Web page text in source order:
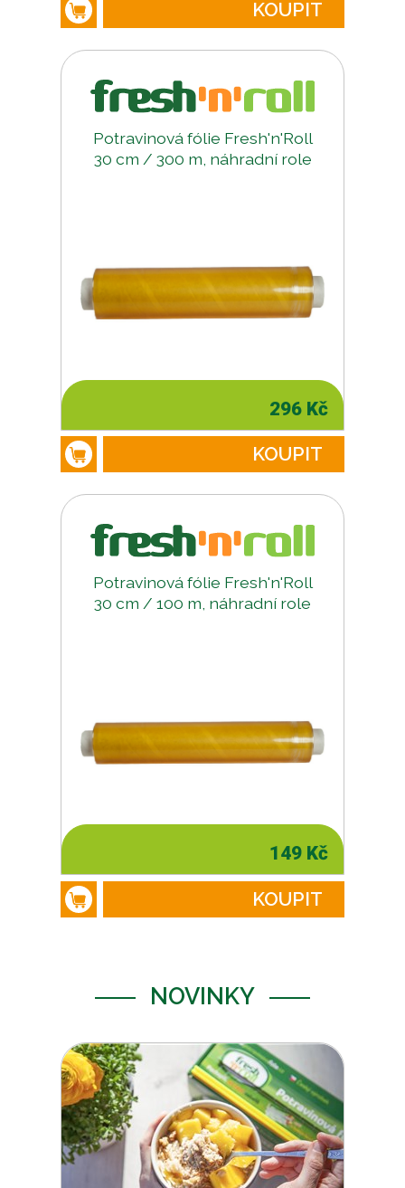
KOUPIT
Potravinová fólie Fresh'n'Roll
30 cm / 300 m, náhradní role
296 Kč
KOUPIT
Potravinová fólie Fresh'n'Roll
30 cm / 100 m, náhradní role
149 Kč
KOUPIT
NOVINKY